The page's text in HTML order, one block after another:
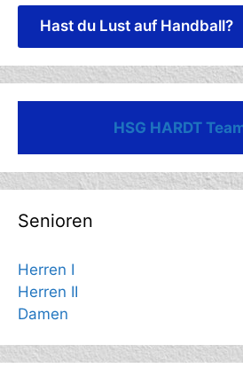
Hast du Lust auf Handball?
HSG HARDT
Senioren
Herren I
Herren II
Damen